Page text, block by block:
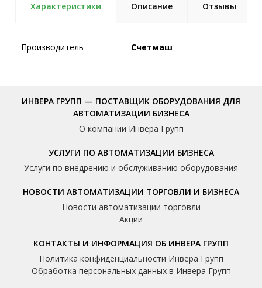
Характеристики Описание Отзывы
Производитель Счетмаш
ИНВЕРА ГРУПП — ПОСТАВЩИК ОБОРУДОВАНИЯ ДЛЯ
АВТОМАТИЗАЦИИ БИЗНЕСА
О компании Инвера Групп
УСЛУГИ ПО АВТОМАТИЗАЦИИ БИЗНЕСА
Услуги по внедрению и обслуживанию оборудования
НОВОСТИ АВТОМАТИЗАЦИИ ТОРГОВЛИ И БИЗНЕСА
Новости автоматизации торговли
Акции
КОНТАКТЫ И ИНФОРМАЦИЯ ОБ ИНВЕРА ГРУПП
Политика конфиденциальности Инвера Групп
Обработка персональных данных в Инвера Групп